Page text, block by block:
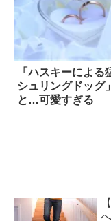
「ハスキーによる
シュリングドッグ
と…可愛すぎる